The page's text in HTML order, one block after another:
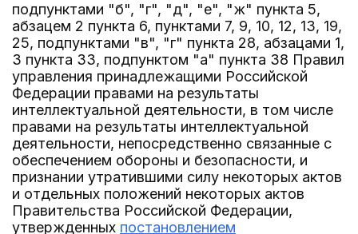
подпунктами "б", "г", "д", "е", "ж" пункта 5,
абзацем 2 пункта 6, пунктами 7, 9, 10, 12, 13, 19,
25, подпунктами "в", "г" пункта 28, абзацами 1,
3 пункта 33, подпунктом "а" пункта 38 Правил
управления принадлежащими Российской
Федерации правами на результаты
интеллектуальной деятельности, в том числе
правами на результаты интеллектуальной
деятельности, непосредственно связанные с
обеспечением обороны и безопасности, и
признании утратившими силу некоторых актов
и отдельных положений некоторых актов
Правительства Российской Федерации,
утвержденных постановлением